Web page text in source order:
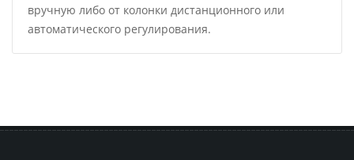
вручную либо от колонки дистанционного или
автоматического регулирования.